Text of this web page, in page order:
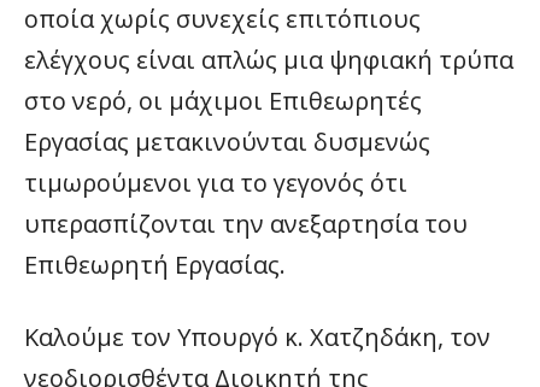
οποία χωρίς συνεχείς επιτόπιους
ελέγχους είναι απλώς μια ψηφιακή τρύπα
στο νερό, οι μάχιμοι Επιθεωρητές
Εργασίας μετακινούνται δυσμενώς
τιμωρούμενοι για το γεγονός ότι
υπερασπίζονται την ανεξαρτησία του
Επιθεωρητή Εργασίας.
Καλούμε τον Υπουργό κ. Χατζηδάκη, τον
νεοδιορισθέντα Διοικητή της